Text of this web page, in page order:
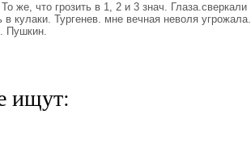
что грозить в 1, 2 и 3 знач. Глаза.сверкали
кулаки. Тургенев. мне вечная неволя угрожала.
Пушкин.
ищут: